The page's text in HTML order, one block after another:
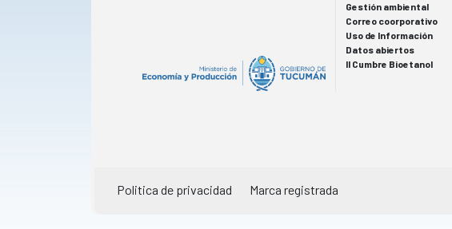
Gestión ambiental
Correo coorporativo
Uso de Información
Datos abiertos
II Cumbre Bioetanol
Politica de privacidad Marca registrada